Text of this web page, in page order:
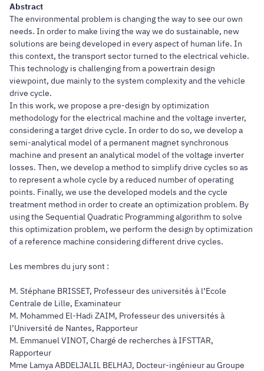
Abstract
The environmental problem is changing the way to see our own
needs. In order to make living the way we do sustainable, new
solutions are being developed in every aspect of human life. In
this context, the transport sector turned to the electrical vehicle.
This technology is challenging from a powertrain design
viewpoint, due mainly to the system complexity and the vehicle
drive cycle.
In this work, we propose a pre-design by optimization
methodology for the electrical machine and the voltage inverter,
considering a target drive cycle. In order to do so, we develop a
semi-analytical model of a permanent magnet synchronous
machine and present an analytical model of the voltage inverter
losses. Then, we develop a method to simplify drive cycles so as
to represent a whole cycle by a reduced number of operating
points. Finally, we use the developed models and the cycle
treatment method in order to create an optimization problem. By
using the Sequential Quadratic Programming algorithm to solve
this optimization problem, we perform the design by optimization
of a reference machine considering different drive cycles.
Les membres du jury sont :
M. Stéphane BRISSET, Professeur des universités à l’Ecole
Centrale de Lille, Examinateur
M. Mohammed El-Hadi ZAIM, Professeur des universités à
l’Université de Nantes, Rapporteur
M. Emmanuel VINOT, Chargé de recherches à IFSTTAR,
Rapporteur
Mme Lamya ABDELJALIL BELHAJ, Docteur-ingénieur au Groupe